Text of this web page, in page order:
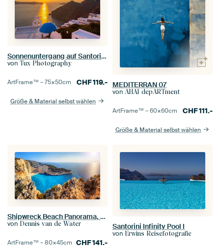
Sonnenuntergang auf Santorin (Griechenland)
von Tux Photography
ArtFrame™ –75×50cm CHF119.-
Größe & Material selbst wählen
MEDITERRAN 07
von AHAI depARTment
ArtFrame™ –60×60cm CHF111.-
Größe & Material selbst wählen
Shipwreck Beach Panorama, Griechenland
von Dennis van de Water
ArtFrame™ –80×45cm CHF141.-
Santorini Infinity Pool I
von Erwins Reisefotografie